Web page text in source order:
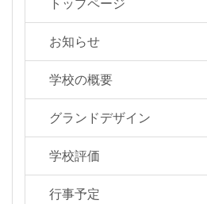
トップページ
お知らせ
学校の概要
グランドデザイン
学校評価
行事予定